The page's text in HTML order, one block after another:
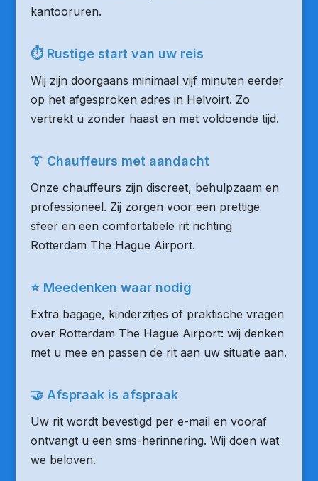
kantooruren.
⏱ Rustige start van uw reis
Wij zijn doorgaans minimaal vijf minuten eerder
op het afgesproken adres in Helvoirt. Zo
vertrekt u zonder haast en met voldoende tijd.
👔 Chauffeurs met aandacht
Onze chauffeurs zijn discreet, behulpzaam en
professioneel. Zij zorgen voor een prettige
sfeer en een comfortabele rit richting
Rotterdam The Hague Airport.
⭐ Meedenken waar nodig
Extra bagage, kinderzitjes of praktische vragen
over Rotterdam The Hague Airport: wij denken
met u mee en passen de rit aan uw situatie aan.
🤝 Afspraak is afspraak
Uw rit wordt bevestigd per e-mail en vooraf
ontvangt u een sms-herinnering. Wij doen wat
we beloven.